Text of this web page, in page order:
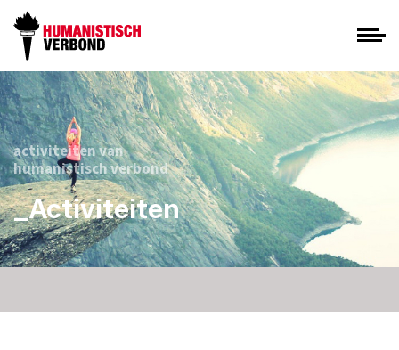
activiteiten van
humanistisch verbond
_Activiteiten